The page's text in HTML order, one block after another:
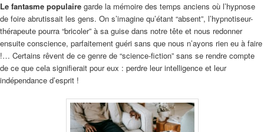
Le fantasme populaire garde la mémoire des temps anciens où l’hypnose
de foire abrutissait les gens. On s’imagine qu’étant “absent”, l’hypnotiseur-
thérapeute pourra “bricoler” à sa guise dans notre tête et nous redonner
ensuite conscience, parfaitement guéri sans que nous n’ayons rien eu à faire
!… Certains rêvent de ce genre de “science-fiction” sans se rendre compte
de ce que cela signifierait pour eux : perdre leur intelligence et leur
indépendance d’esprit !